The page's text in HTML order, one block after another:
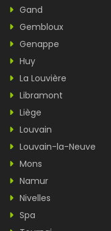
Gand
Gembloux
Genappe
Huy
La Louvière
Libramont
Liège
Louvain
Louvain-la-Neuve
Mons
Namur
Nivelles
Spa